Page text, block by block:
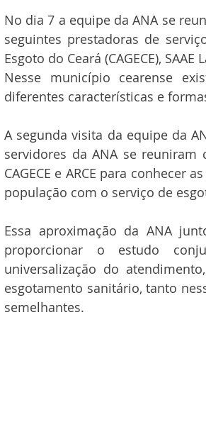
No dia 7 a equipe da ANA se
seguintes prestadoras de
Esgoto do Ceará (CAGECE),
Nesse município cearense
diferentes características e
A segunda visita da equipe da
servidores da ANA se reuniram
CAGECE e ARCE para
população com o serviço de
Essa aproximação da ANA
proporcionar o estudo
universalização do
esgotamento sanitário, tanto
semelhantes.